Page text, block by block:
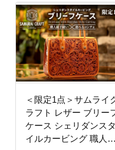
＜限定1点＞サムライ
ラフト レザー ブリー
ケース シェリダンスタ
イルカービング 職人総